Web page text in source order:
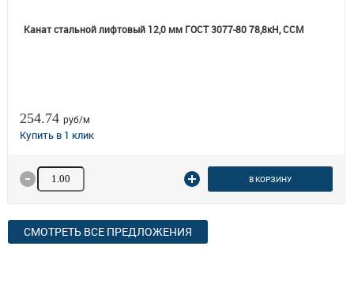
Канат стальной лифтовый 12,0 мм ГОСТ 3077-80 78,8кН, ССМ
254.74 руб/м
Количество товара В КОРЗИНУ
СМОТРЕТЬ ВСЕ ПРЕДЛОЖЕНИЯ